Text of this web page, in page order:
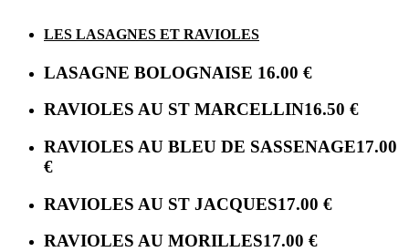
LES LASAGNES ET RAVIOLES
LASAGNE BOLOGNAISE 16.00 €
RAVIOLES AU ST MARCELLIN16.50 €
RAVIOLES AU BLEU DE SASSENAGE17.00
€
RAVIOLES AU ST JACQUES17.00 €
RAVIOLES AU MORILLES17.00 €